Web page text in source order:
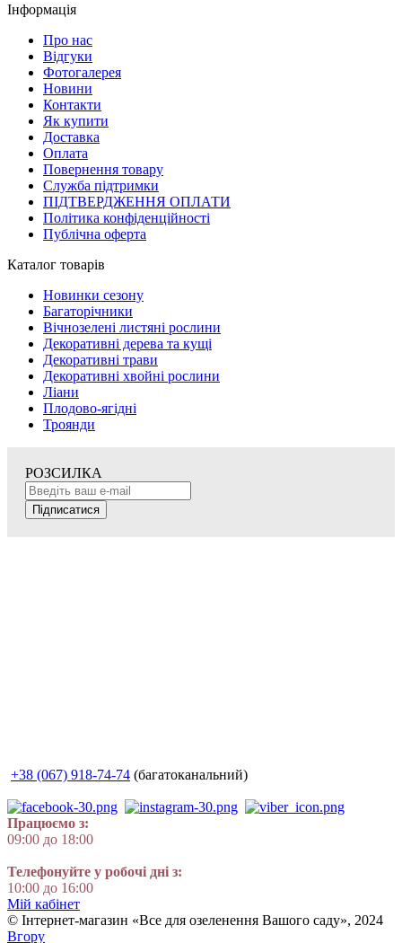
Інформація
Про нас
Відгуки
Фотогалерея
Новини
Контакти
Як купити
Доставка
Оплата
Повернення товару
Служба підтримки
ПІДТВЕРДЖЕННЯ ОПЛАТИ
Політика конфіденційності
Публічна оферта
Каталог товарів
Новинки сезону
Багаторічники
Вічнозелені листяні рослини
Декоративні дерева та кущі
Декоративні трави
Декоративні хвойні рослини
Ліани
Плодово-ягідні
Троянди
РОЗСИЛКА
Підписатися
+38 (067) 918-74-74 (багатоканальний)
Працюємо з:
09:00 до 18:00
Телефонуйте у робочі дні з:
10:00 до 16:00
Мій кабінет
© Інтернет-магазин «Все для озеленення Вашого саду», 2024
Вгору